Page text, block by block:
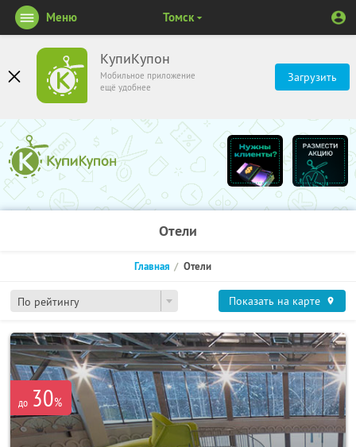
КупиКупон
Мобильное приложение
ещё удобнее
Загрузить
Меню Томск
Отели
По рейтингу
Главная Отели
Показать на карте
до 30%